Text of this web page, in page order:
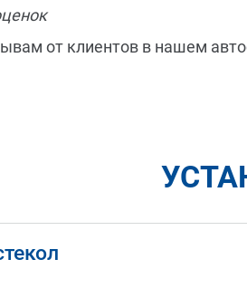
от клиентов в нашем